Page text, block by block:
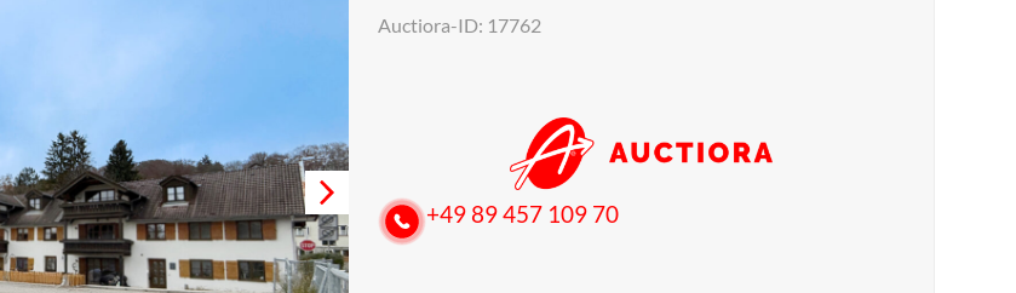
Auctiora-ID: 17762
+49 89 457 109 70